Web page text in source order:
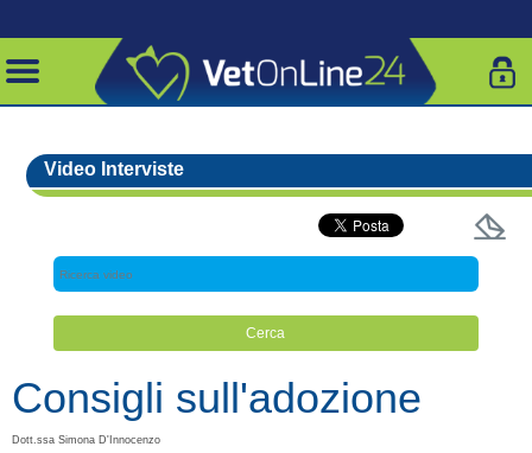
Video Interviste
Consigli sull'adozione
Dott.ssa Simona D'Innocenzo